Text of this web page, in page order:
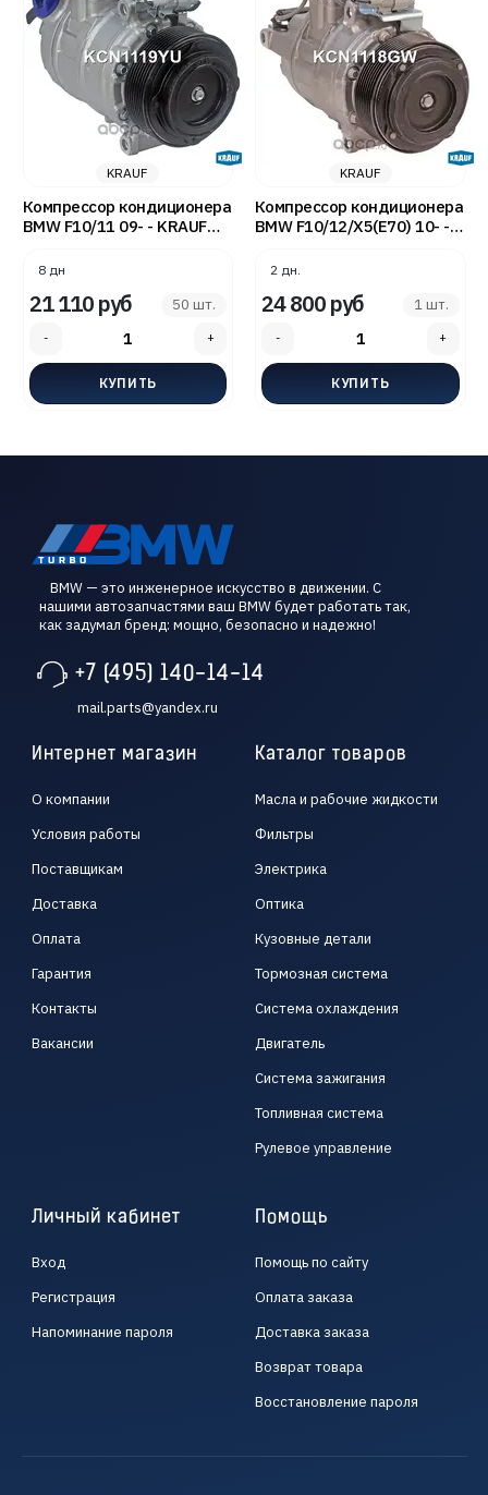
KRAUF
Компрессор кондиционера
BMW F10/11 09- - KRAUF
8 дн
21 110 руб 50 шт.
KRAUF
Компрессор кондиционера
BMW F10/12/X5(E70) 10- -
2 дн.
24 800 руб 1 шт.
BMW — это инженерное искусство в движении. С
нашими автозапчастями ваш BMW будет работать так,
как задумал бренд: мощно, безопасно и надежно!
+7 (495) 140-14-14
mail.parts@yandex.ru
Интернет магазин
О компании
Условия работы
Поставщикам
Доставка
Оплата
Гарантия
Контакты
Вакансии
Каталог товаров
Масла и рабочие жидкости
Фильтры
Электрика
Оптика
Кузовные детали
Тормозная система
Система охлаждения
Двигатель
Система зажигания
Топливная система
Рулевое управление
Личный кабинет
Вход
Регистрация
Напоминание пароля
Помощь
Помощь по сайту
Оплата заказа
Доставка заказа
Возврат товара
Восстановление пароля